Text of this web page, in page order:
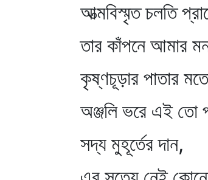
আত্মবিস্মৃত চলতি
তার কাঁপনে আমার
কৃষ্ণচূড়ার পাতার
অঞ্জলি ভরে এই তো
সদ্য মুহূর্তের দান,